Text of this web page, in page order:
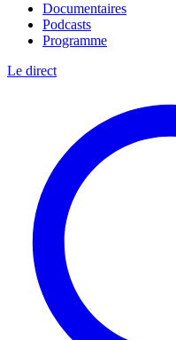
Documentaires
Podcasts
Programme
Le direct